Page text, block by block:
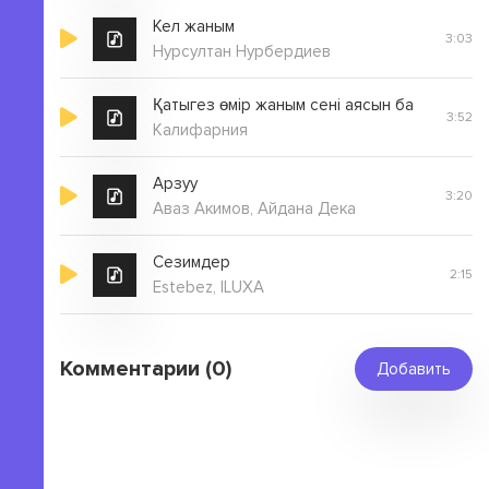
Кел жаным
Нурсултан Нурбердиев
3:03
Қатыгез өмір жаным сені аясын ба
Калифарния
3:52
Арзуу
Аваз Акимов, Айдана Дека
3:20
Сезимдер
Estebez, ILUXA
2:15
Комментарии (0) Добавить